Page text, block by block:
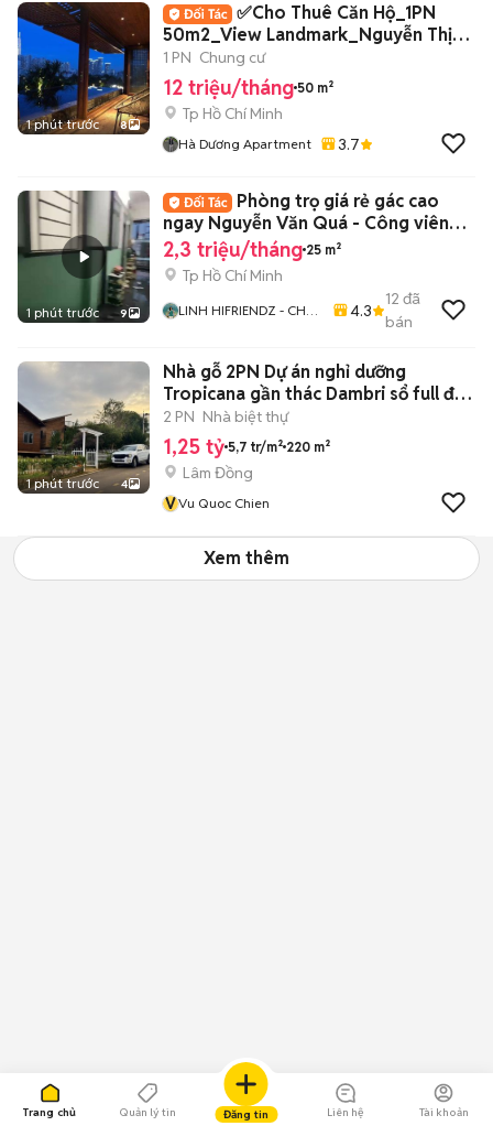
Trang chủ Quản lý tin Đăng tin Liên hệ Tài khoản
1 phút trước 8
✅Cho Thuê Căn Hộ_1PN
50m2_View Landmark_Nguyễn Thị
Minh Khai Quận 1✅
1 PN Chung cư
12 triệu/tháng 50 m²
Tp Hồ Chí Minh
Hà Dương Apartment 3.7
1 phút trước 9
Phòng trọ giá rẻ gác cao
ngay Nguyễn Văn Quá - Công viên
phần mềm Q12
2,3 triệu/tháng 25 m²
Tp Hồ Chí Minh
LINH HIFRIENDZ - CHO
4.3
12 đã
bán
1 phút trước 4
Nhà gỗ 2PN Dự án nghỉ dưỡng
Tropicana gần thác Dambri sổ full đất
ở
2 PN Nhà biệt thự
1,25 tỷ 5,7 tr/m² 220 m²
Lâm Đồng
VVu Quoc Chien
Xem thêm